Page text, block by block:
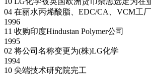
04 在丽水丙烯酸脂、EDC/CA、VCM工
1996
11 收购印度Hindustan Polymer公司
1995
02 将公司名称变更为(株)LG化学
1994
10 尖端技术研究院完工